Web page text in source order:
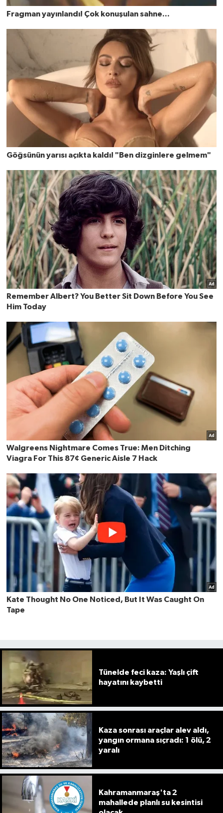
Tünelde feci kaza: Yaşlı çift
hayatını kaybetti
Kaza sonrası araçlar alev aldı,
yangın ormana sıçradı: 1 ölü, 2
yaralı
Kahramanmaraş'ta 2
mahallede planlı su kesintisi